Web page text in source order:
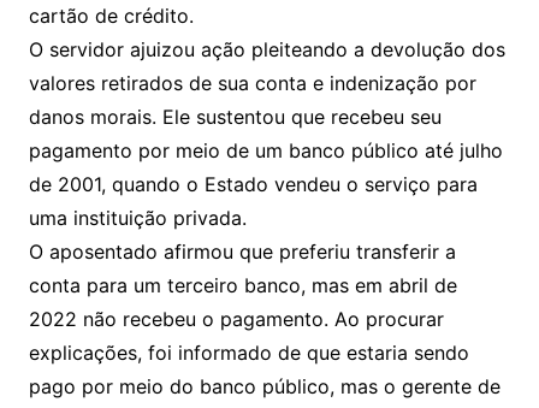
cartão de crédito.
O servidor ajuizou ação pleiteando a devolução dos
valores retirados de sua conta e indenização por
danos morais. Ele sustentou que recebeu seu
pagamento por meio de um banco público até julho
de 2001, quando o Estado vendeu o serviço para
uma instituição privada.
O aposentado afirmou que preferiu transferir a
conta para um terceiro banco, mas em abril de
2022 não recebeu o pagamento. Ao procurar
explicações, foi informado de que estaria sendo
pago por meio do banco público, mas o gerente de